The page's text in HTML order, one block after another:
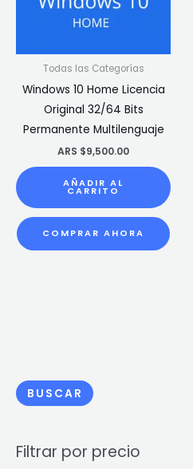
BUSCAR
Filtrar por precio
Todas las Categorías
Windows 10 Home Licencia
Original 32/64 Bits
Permanente Multilenguaje
ARS $9,500.00
AÑADIR AL
CARRITO
COMPRAR AHORA